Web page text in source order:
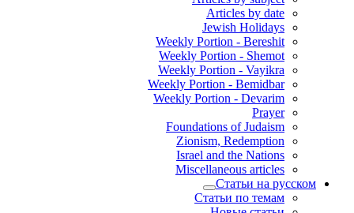
Articles by date
Jewish Holidays
Weekly Portion - Bereshit
Weekly Portion - Shemot
Weekly Portion - Vayikra
Weekly Portion - Bemidbar
Weekly Portion - Devarim
Prayer
Foundations of Judaism
Zionism, Redemption
Israel and the Nations
Miscellaneous articles
Статьи на русском
Статьи по темам